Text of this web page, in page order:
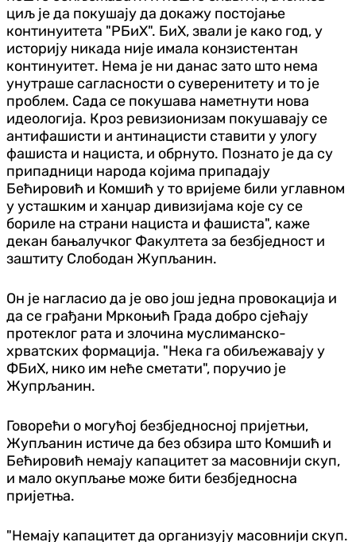
циљ је да покушају да докажу постојање
континуитета "РБиХ". БиХ, звали је како год, у
историју никада није имала конзистентан
континуитет. Нема је ни данас зато што нема
унутраше сагласности о суверенитету и то је
проблем. Сада се покушава наметнути нова
идеологија. Кроз ревизионизам покушавају се
антифашисти и антинацисти ставити у улогу
фашиста и нациста, и обрнуто. Познато је да су
припадници народа којима припадају
Бећировић и Комшић у то вријеме били углавном
у усташким и ханџар дивизијама које су се
бориле на страни нациста и фашиста", каже
декан бањалучког Факултета за безбједност и
заштиту Слободан Жупљанин.
Он је нагласио да је ово још једна провокација и
да се грађани Мркоњић Града добро сјећају
протеклог рата и злочина муслиманско-
хрватских формација. "Нека га обиљежавају у
ФБиХ, нико им неће сметати", поручио је
Жупрљанин.
Говорећи о могућој безбједносној пријетњи,
Жупљанин истиче да без обзира што Комшић и
Бећировић немају капацитет за масовнији скуп,
и мало окупљање може бити безбједносна
пријетња.
"Немају капацитет да организују масовнији скуп.